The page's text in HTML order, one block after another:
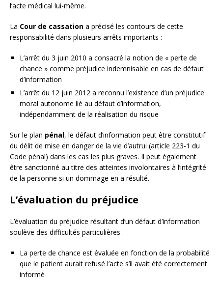
l’acte médical lui-même.
La Cour de cassation a précisé les contours de cette
responsabilité dans plusieurs arrêts importants :
L’arrêt du 3 juin 2010 a consacré la notion de « perte de
chance » comme préjudice indemnisable en cas de défaut
d’information
L’arrêt du 12 juin 2012 a reconnu l’existence d’un préjudice
moral autonome lié au défaut d’information,
indépendamment de la réalisation du risque
Sur le plan pénal, le défaut d’information peut être constitutif
du délit de mise en danger de la vie d’autrui (article 223-1 du
Code pénal) dans les cas les plus graves. Il peut également
être sanctionné au titre des atteintes involontaires à l’intégrité
de la personne si un dommage en a résulté.
L’évaluation du préjudice
L’évaluation du préjudice résultant d’un défaut d’information
soulève des difficultés particulières :
La perte de chance est évaluée en fonction de la probabilité
que le patient aurait refusé l’acte s’il avait été correctement
informé